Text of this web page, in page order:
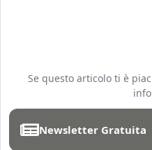
Se questo articolo ti è
Newsletter Gratuita